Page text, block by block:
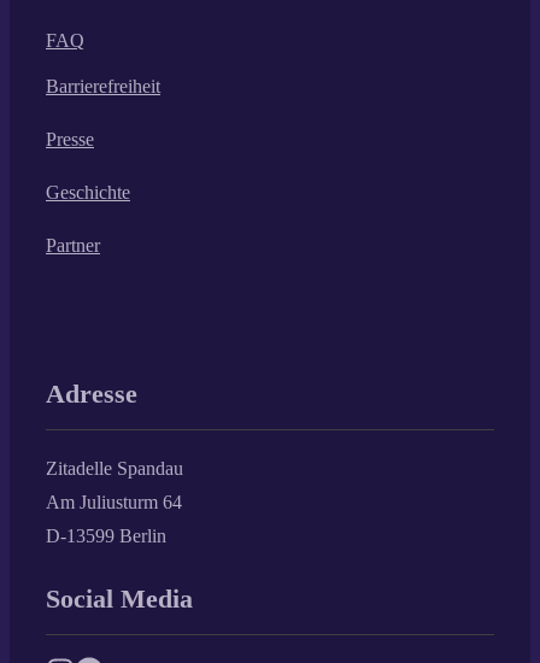
FAQ
Barrierefreiheit
Presse
Geschichte
Partner
Adresse
Zitadelle Spandau
Am Juliusturm 64
D-13599 Berlin
Social Media